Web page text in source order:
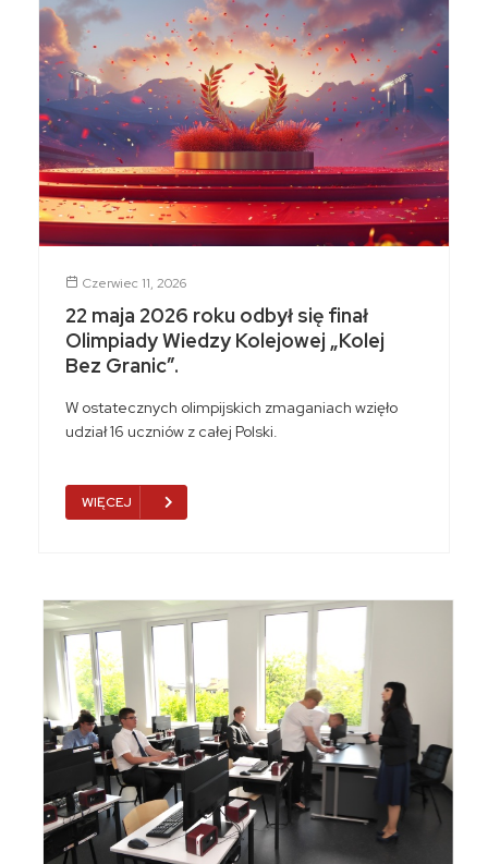
Czerwiec 11, 2026
22 maja 2026 roku odbył się finał
Olimpiady Wiedzy Kolejowej „Kolej
Bez Granic”.
W ostatecznych olimpijskich zmaganiach wzięło
udział 16 uczniów z całej Polski.
WIĘCEJ